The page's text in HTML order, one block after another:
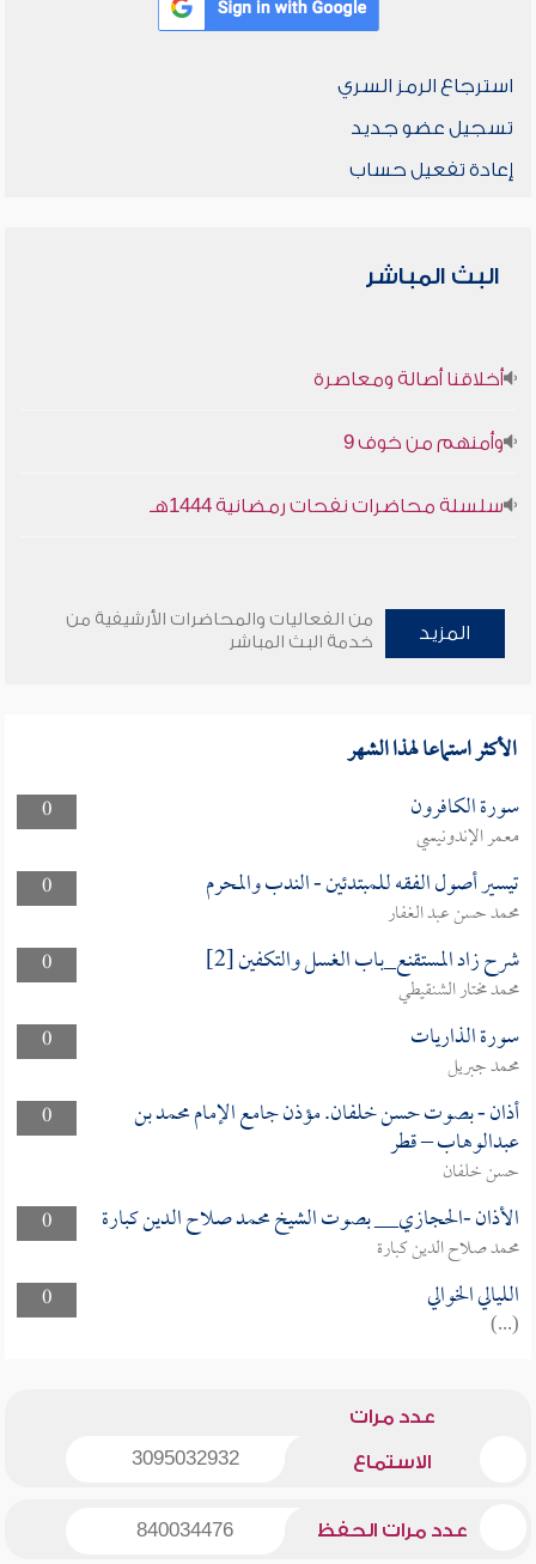
استرجاع الرمز السري
تسجيل عضو جديد
إعادة تفعيل حساب
البث المباشر
أخلاقنا أصالة ومعاصرة
وأمنهم من خوف 9
سلسلة محاضرات نفحات رمضانية 1444هـ
المزيد
من الفعاليات والمحاضرات الأرشيفية من
خدمة البث المباشر
الأكثر استماعا لهذا الشهر
0 سورة الكافرون
معمر الإندونيسي
0
تيسير أصول الفقه للمبتدئين - الندب والمحرم
محمد حسن عبد الغفار
0
شرح زاد المستقنع_باب الغسل والتكفين [2]
محمد مختار الشنقيطي
0
سورة الذاريات
محمد جبريل
0
أذان - بصوت حسن خلفان. مؤذن جامع الإمام محمد بن
عبدالوهاب – قطر
حسن خلفان
0
الأذان -الحجازي__ بصوت الشيخ محمد صلاح الدين كبارة
محمد صلاح الدين كبارة
0
الليالي الخوالي
(...)
عدد مرات
الاستماع 3095032932
عدد مرات الحفظ 840034476